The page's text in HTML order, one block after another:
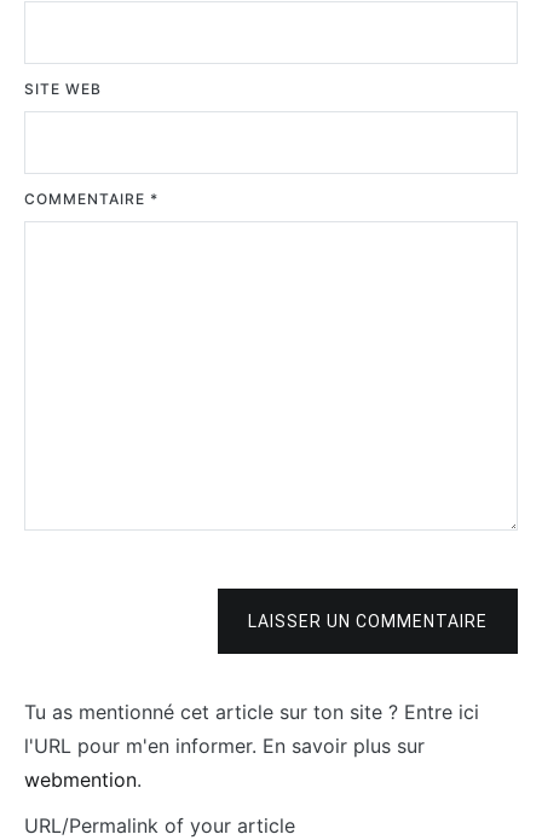
SITE WEB
COMMENTAIRE *
LAISSER UN COMMENTAIRE
Tu as mentionné cet article sur ton site ? Entre ici
l'URL pour m'en informer. En savoir plus sur
webmention.
URL/Permalink of your article